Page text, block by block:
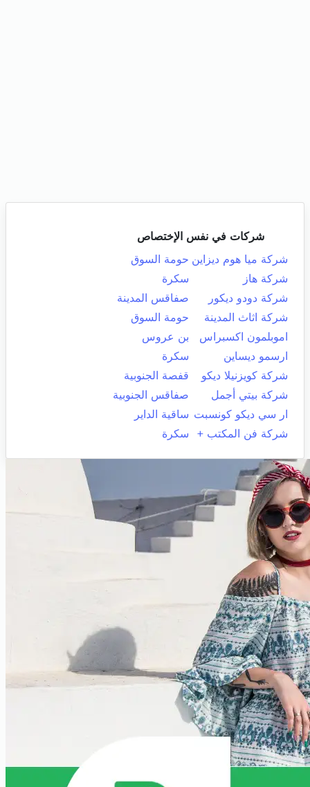
شركات في نفس الإختصاص
شركة ميا هوم ديزاين حومة السوق
شركة هاز
سكرة
شركة دودو ديكور
صفاقس المدينة
شركة اثاث المدينة
حومة السوق
اموبلمون اكسبراس
بن عروس
ارسمو ديساين
سكرة
شركة كويزنيلا ديكو
قفصة الجنوبية
شركة بيتي أجمل
صفاقس الجنوبية
ار سي ديكو كونسبت ساقية الداير
شركة فن المكتب +
سكرة